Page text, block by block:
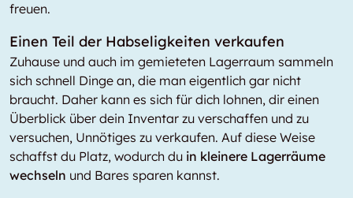
freuen.
Einen Teil der Habseligkeiten verkaufen
Zuhause und auch im gemieteten Lagerraum sammeln
sich schnell Dinge an, die man eigentlich gar nicht
braucht. Daher kann es sich für dich lohnen, dir einen
Überblick über dein Inventar zu verschaffen und zu
versuchen, Unnötiges zu verkaufen. Auf diese Weise
schaffst du Platz, wodurch du in kleinere Lagerräume
wechseln und Bares sparen kannst.